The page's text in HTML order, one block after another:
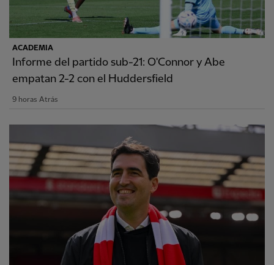
ACADEMIA
Informe del partido sub-21: O'Connor y Abe
empatan 2-2 con el Huddersfield
9 horas Atrás